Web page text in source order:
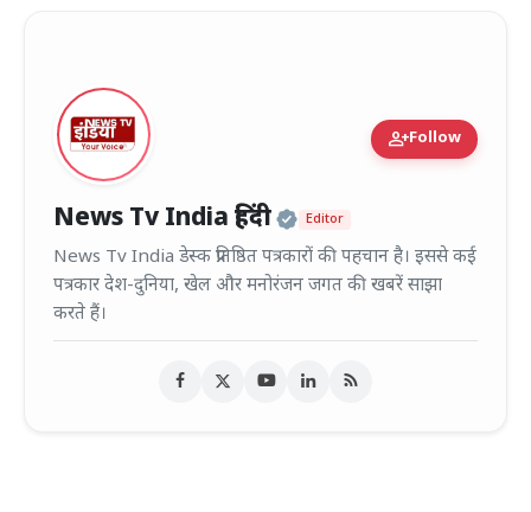
person_addFollow
News Tv India हिंदी Official | Verified
Editor
News Tv India डेस्क प्रतिष्ठित पत्रकारों की पहचान है। इससे कई
पत्रकार देश-दुनिया, खेल और मनोरंजन जगत की खबरें साझा
करते हैं।